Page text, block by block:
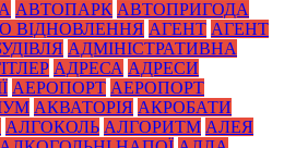
АВТОПАРК АВТОПРИГОДА
ВІДНОВЛЕННЯ АГЕНТ АГЕНТ
АДМІНІСТРАТИВНА
АДРЕСА АДРЕСИ
АЕРОПОРТ АЕРОПОРТ
АКВАТОРІЯ АКРОБАТИ
АЛГОКОЛЬ АЛГОРИТМ АЛЕЯ